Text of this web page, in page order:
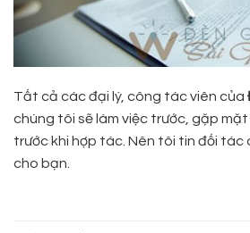
Tất cả các đại lý, công tác viên của
chúng tôi sẽ làm việc trước, gặp mặt
trước khi hợp tác. Nên tôi tin đối tác
cho bạn.